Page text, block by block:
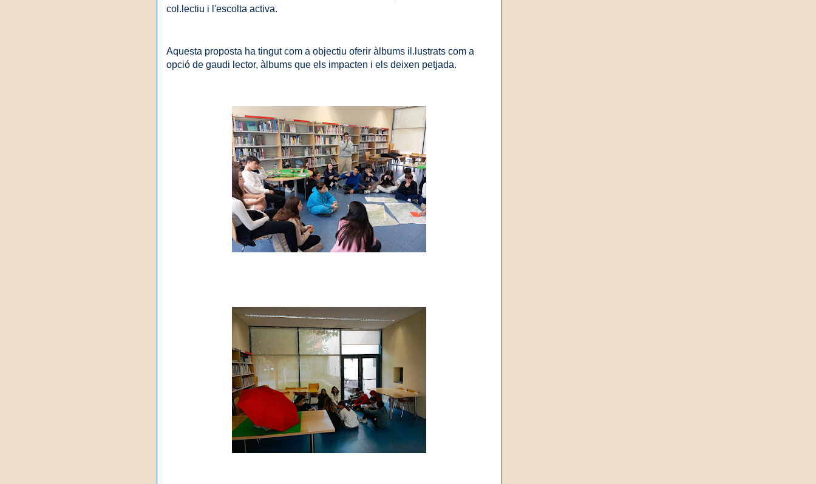
col.lectiu i l'escolta activa.
Aquesta proposta ha tingut com a objectiu oferir àlbums il.lustrats com a
opció de gaudi lector, àlbums que els impacten i els deixen petjada.